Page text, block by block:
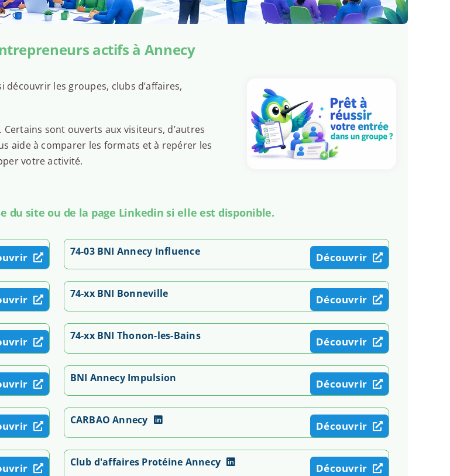
Voir la réunion
Protéine Grand Annecy
actifs à Annecy
les groupes, clubs d’affaires,
sont ouverts aux visiteurs, d’autres
aide à comparer les formats et à repérer les
votre activité.
du site ou de la page Linkedin si elle est disponible.
74-03 BNI Annecy Influence Découvrir
74-xx BNI Bonneville Découvrir
74-xx BNI Thonon-les-Bains Découvrir
BNI Annecy Impulsion Découvrir
CARBAO Annecy Découvrir
Club d'affaires Protéine Annecy Découvrir